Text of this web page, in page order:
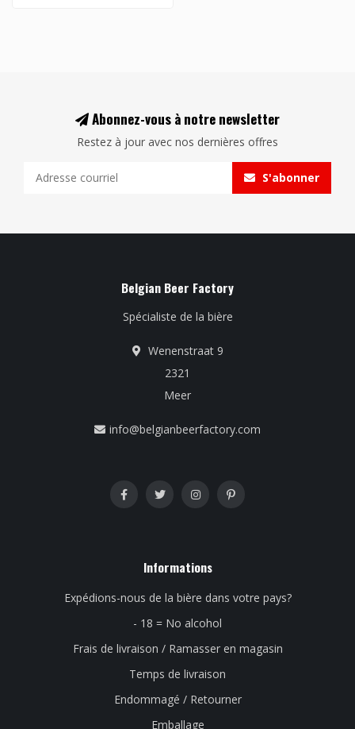
Abonnez-vous à notre newsletter
Restez à jour avec nos dernières offres
S'abonner
Belgian Beer Factory
Spécialiste de la bière
Wenenstraat 9
2321
Meer
info@belgianbeerfactory.com
Informations
Expédions-nous de la bière dans votre pays?
- 18 = No alcohol
Frais de livraison / Ramasser en magasin
Temps de livraison
Endommagé / Retourner
Emballage